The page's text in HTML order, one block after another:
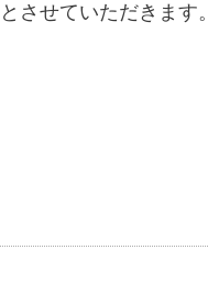
とさせていただきます。